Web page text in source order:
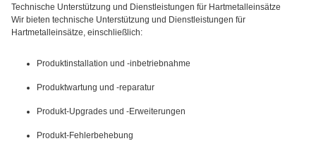
Technische Unterstützung und Dienstleistungen für Hartmetalleinsätze
Wir bieten technische Unterstützung und Dienstleistungen für
Hartmetalleinsätze, einschließlich:
Produktinstallation und -inbetriebnahme
Produktwartung und -reparatur
Produkt-Upgrades und -Erweiterungen
Produkt-Fehlerbehebung